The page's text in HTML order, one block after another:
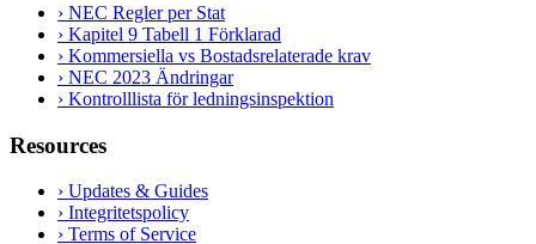
› NEC Regler per Stat
› Kapitel 9 Tabell 1 Förklarad
› Kommersiella vs Bostadsrelaterade krav
› NEC 2023 Ändringar
› Kontrolllista för ledningsinspektion
Resources
› Updates & Guides
› Integritetspolicy
› Terms of Service